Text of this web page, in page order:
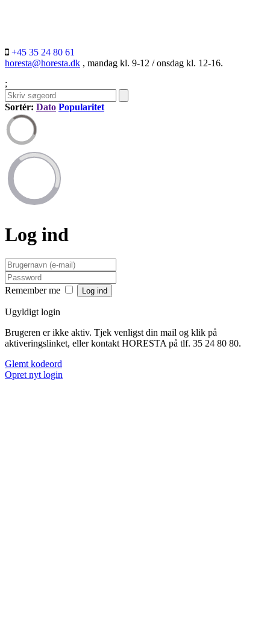
+45 35 24 80 61
horesta@horesta.dk , mandag kl. 9-12 / onsdag kl. 12-16.
;
Sortér: Dato Popularitet
Log ind
Remember me
Ugyldigt login
Brugeren er ikke aktiv. Tjek venligst din mail og klik på
aktiveringslinket, eller kontakt HORESTA på tlf. 35 24 80 80.
Glemt kodeord
Opret nyt login